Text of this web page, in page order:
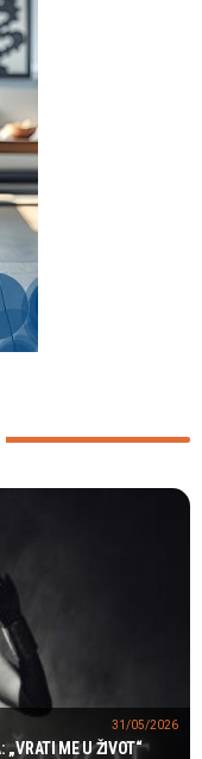
ME U ŽIVOT“
31/05/2026